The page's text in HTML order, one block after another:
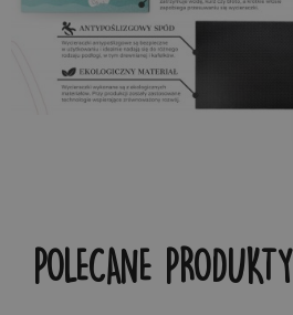
POLECANE PRODUKTY